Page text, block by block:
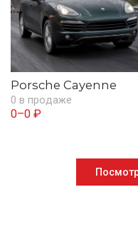
Porsche Cayenne
0 в продаже
0–0 ₽